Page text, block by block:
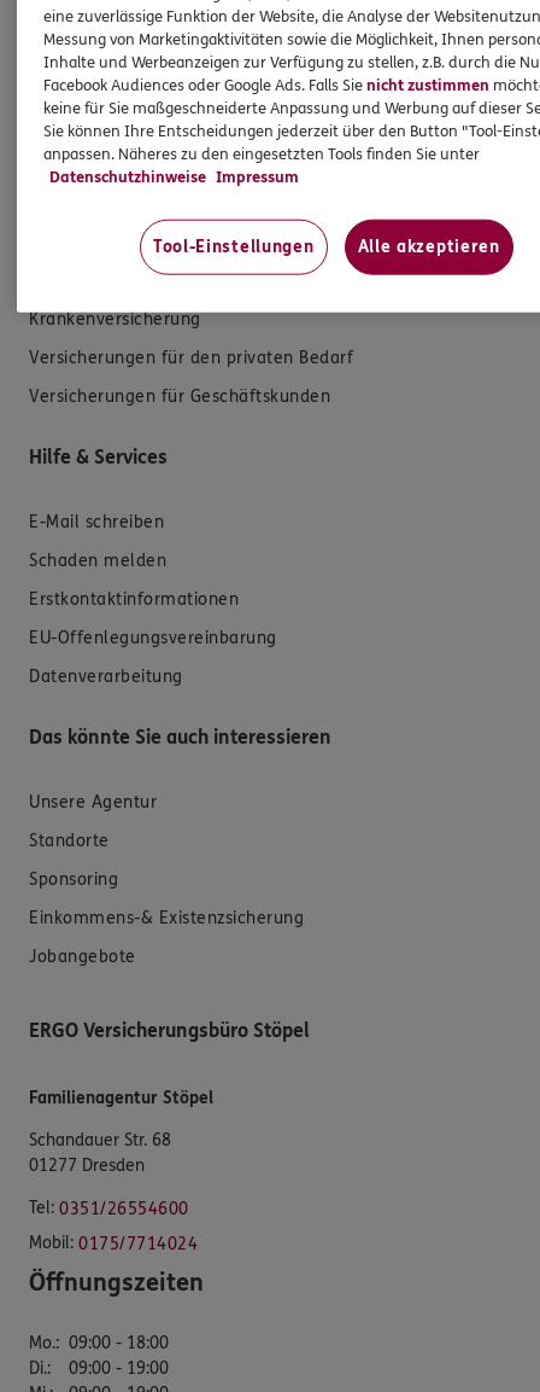
Mehr erfahren
Produkte
Zahnversicherungen
Kfz-Versicherung
Krankenversicherung
Versicherungen für den privaten Bedarf
Versicherungen für Geschäftskunden
Hilfe & Services
E-Mail schreiben
Schaden melden
Erstkontaktinformationen
EU-Offenlegungsvereinbarung
Datenverarbeitung
Das könnte Sie auch interessieren
Unsere Agentur
Standorte
Sponsoring
Einkommens-& Existenzsicherung
Jobangebote
ERGO Versicherungsbüro Stöpel
Familienagentur Stöpel
Schandauer Str. 68
01277 Dresden
Tel: 0351/26554600
Mobil: 0175/7714024
Öffnungszeiten
Mo.: 09:00 - 18:00
Di.:
09:00 - 19:00
eine zuverlässige Funktion der Website, die Analyse der
Messung von Marketingaktivitäten sowie die Möglichkeit, Ihnen
Inhalte und Werbeanzeigen zur Verfügung zu stellen, z.B. durch die
Facebook Audiences oder Google Ads. Falls Sienicht zustimmen
keine für Sie maßgeschneiderte Anpassung und Werbung auf dieser
Sie können Ihre Entscheidungen jederzeit über den Button "Tool-
anpassen. Näheres zu den eingesetzten Tools finden Sie unter
Datenschutzhinweise Impressum
Tool-Einstellungen Alle akzeptieren